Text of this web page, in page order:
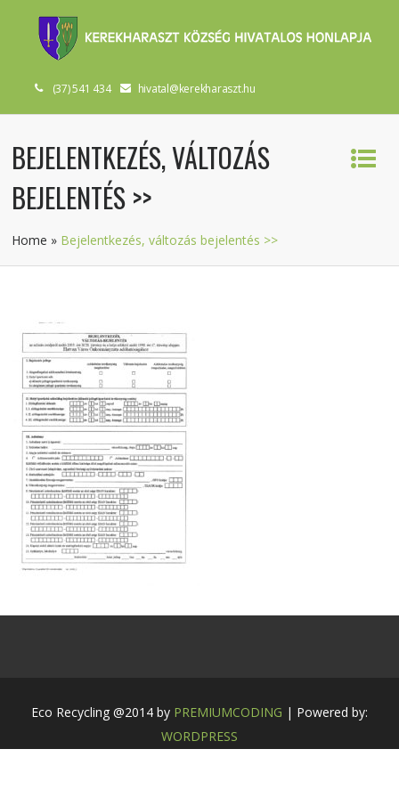
(37) 541 434 hivatal@kerekharaszt.hu
BEJELENTKEZÉS, VÁLTOZÁS
BEJELENTÉS >>
Home » Bejelentkezés, változás bejelentés >>
Eco Recycling @2014 by PREMIUMCODING | Powered by:
WORDPRESS